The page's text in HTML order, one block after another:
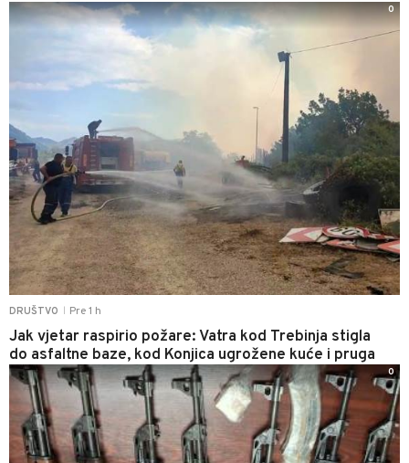
DRUŠTVO Pre 1 h
Jak vjetar raspirio požare: Vatra kod Trebinja stigla
do asfaltne baze, kod Konjica ugrožene kuće i pruga
0
0